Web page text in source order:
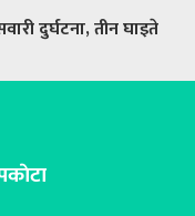
दुर्घटना, तीन घाइते